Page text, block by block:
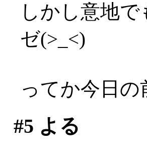
しかし意地
ゼ(>_<)
ってか今日
#5 よる